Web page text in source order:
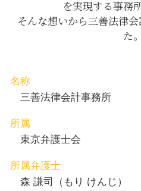
企業 顧問
預貯金 相続法
遺留分 請求されたら
親権取得 茅場町 相
養育費 日比谷 相談
親権取得 中央区 弁護
養育費 渋谷区 弁護士
を実現する事務
そんな想いから三善法律
た。
名称
三善法律会計事務所
所属
東京弁護士会
所属弁護士
森 謙司（もり けんじ）